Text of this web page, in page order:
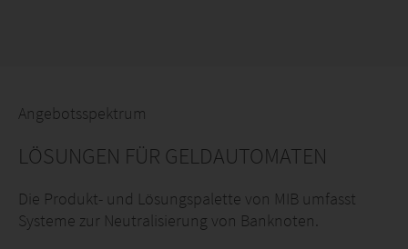
Angebotsspektrum
LÖSUNGEN FÜR GELDAUTOMATEN
Die Produkt- und Lösungspalette von MIB umfasst
Systeme zur Neutralisierung von Banknoten.